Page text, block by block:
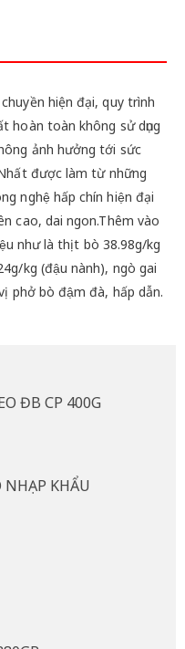
hiện đại, quy trình
hoàn toàn không sử dụng
ảnh hưởng tới sức
được làm từ những
nghệ hấp chín hiện đại
cao, dai ngon.Thêm vào
như là thịt bò 38.98g/kg
kg (đậu nành), ngò gai
phở bò đậm đà, hấp dẫn.
ĐB CP 400G
₫.
NHẠP KHẨU